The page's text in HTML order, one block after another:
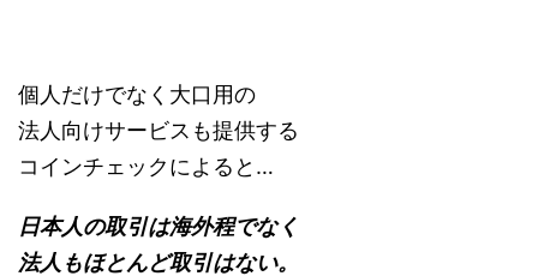
個人だけでなく大口用の
法人向けサービスも提供する
コインチェックによると…
日本人の取引は海外程でなく
法人もほとんど取引はない。